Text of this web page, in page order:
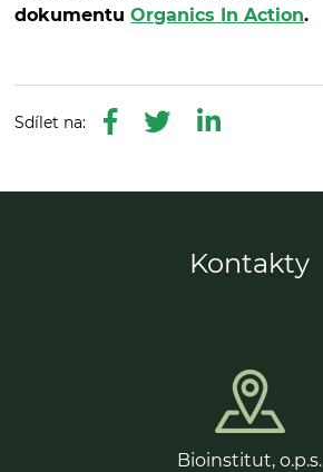
dokumentuOrganics In Action.
Kontakty
Bioinstitut, o.p.s.